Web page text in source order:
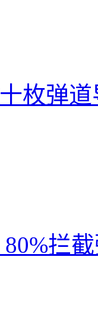
枚弹
拦